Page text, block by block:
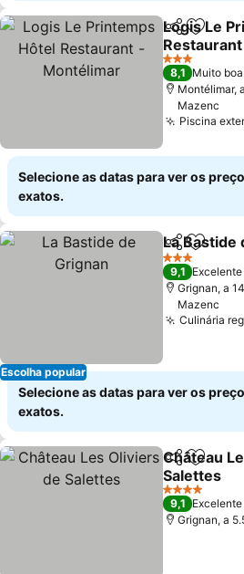
Partilhar
Logis Le
Ver preços
3 Estrelas
8,1 Muito boa
Montélimar,
Mazenc
Piscina
Selecione as datas para ver os
exatos.
Escolha popular
Partilhar
La Bastide
3 Estrelas
9,1 Excelente
Grignan, a
Mazenc
Culinária
Selecione as datas para ver os
exatos.
Partilhar
Château
Salettes
Ver preços
4 Estrelas
9,1 Excelente
Grignan, a